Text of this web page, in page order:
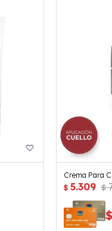
Crema Para
Grade 2
$ 5.309 $
$